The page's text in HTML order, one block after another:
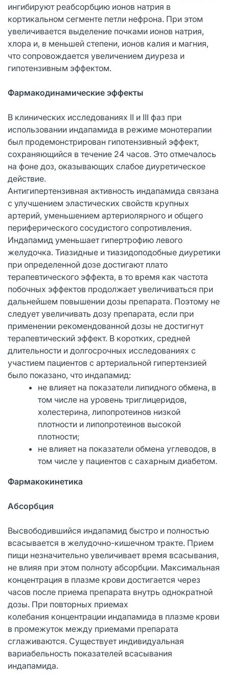
ингибируют реабсорбцию ионов натрия в
кортикальном сегменте петли нефрона. При этом
увеличивается выделение почками ионов натрия,
хлора и, в меньшей степени, ионов калия и магния,
что сопровождается увеличением диуреза и
гипотензивным эффектом.
Фармакодинамические эффекты
В клинических исследованиях II и III фаз при
использовании индапамида в режиме монотерапии
был продемонстрирован гипотензивный эффект,
сохраняющийся в течение 24 часов. Это отмечалось
на фоне доз, оказывающих слабое диуретическое
действие.
Антигипертензивная активность индапамида связана
с улучшением эластических свойств крупных
артерий, уменьшением артериолярного и общего
периферического сосудистого сопротивления.
Индапамид уменьшает гипертрофию левого
желудочка. Тиазидные и тиазидоподобные диуретики
при определенной дозе достигают плато
терапевтического эффекта, в то время как частота
побочных эффектов продолжает увеличиваться при
дальнейшем повышении дозы препарата. Поэтому не
следует увеличивать дозу препарата, если при
применении рекомендованной дозы не достигнут
терапевтический эффект. В коротких, средней
длительности и долгосрочных исследованиях с
участием пациентов с артериальной гипертензией
было показано, что индапамид:
не влияет на показатели липидного обмена, в
том числе на уровень триглицеридов,
холестерина, липопротеинов низкой
плотности и липопротеинов высокой
плотности;
не влияет на показатели обмена углеводов, в
том числе у пациентов с сахарным диабетом.
Фармакокинетика
Абсорбция
Высвободившийся индапамид быстро и полностью
всасывается в желудочно-кишечном тракте. Прием
пищи незначительно увеличивает время всасывания,
не влияя при этом полноту абсорбции. Максимальная
концентрация в плазме крови достигается через
часов после приема препарата внутрь однократной
дозы. При повторных приемах
колебания концентрации индапамида в плазме крови
в промежуток между приемами препарата
сглаживаются. Существует индивидуальная
вариабельность показателей всасывания
индапамида.